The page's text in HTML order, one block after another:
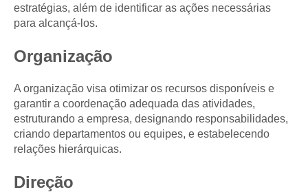
estratégias, além de identificar as ações necessárias
para alcançá-los.
Organização
A organização visa otimizar os recursos disponíveis e
garantir a coordenação adequada das atividades,
estruturando a empresa, designando responsabilidades,
criando departamentos ou equipes, e estabelecendo
relações hierárquicas.
Direção